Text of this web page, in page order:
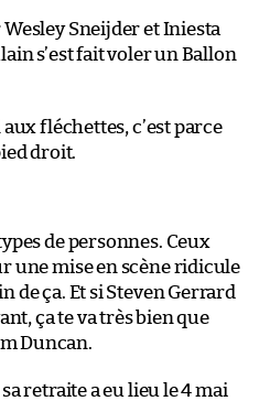
Sneijder et Iniesta
s’est fait voler un Ballon
fléchettes, c’est parce
droit.
de personnes. Ceux
une mise en scène ridicule
de ça. Et si Steven Gerrard
ça te va très bien que
Duncan.
retraite a eu lieu le 4 mai